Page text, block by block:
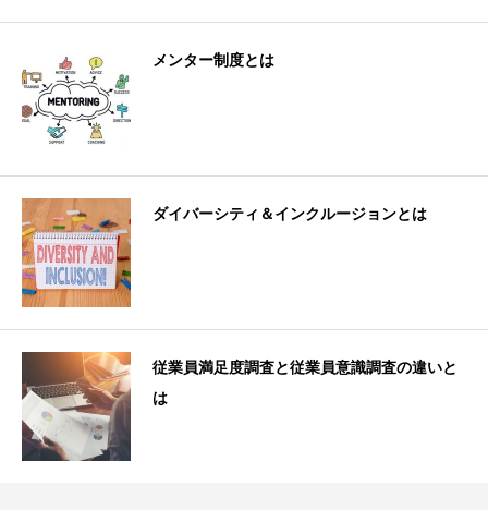
メンター制度とは
ダイバーシティ＆インクルージョンとは
従業員満足度調査と従業員意識調査の違いと
は